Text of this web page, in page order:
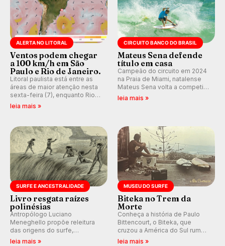
ALERTA NO LITORAL
Ventos podem chegar
a 100 km/h em São
Paulo e Rio de Janeiro.
Litoral paulista está entre as
áreas de maior atenção nesta
sexta-feira (7), enquanto Rio
de Janeiro também recebe
km/h em Itanhaém.
leia mais »
CIRCUITO BANCO DO BRASIL
Mateus Sena defende
título em casa
Campeão do circuito em 2024
na Praia de Miami, natalense
Mateus Sena volta a competir
em casa em busca de manter a
leia mais »
SURFE E ANCESTRALIDADE
Livro resgata raízes
polinésias
Antropólogo Luciano
Meneghello propõe releitura
das origens do surfe,
resgatando a cultura polinésia
leia mais »
MUSEU DO SURFE
Biteka no Trem da
Morte
Conheça a história de Paulo
Bittencourt, o Biteka, que
cruzou a América do Sul rumo
ao Pacífico em uma jornada
leia mais »